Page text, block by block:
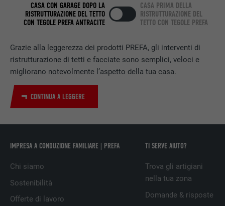
Grazie alla leggerezza dei prodotti PREFA, gli interventi di
ristrutturazione di tetti e facciate sono semplici, veloci e
migliorano notevolmente l’aspetto della tua casa.
CONTINUA A LEGGERE
CASA CON GARAGE DOPO LA
RISTRUTTURAZIONE DEL TETTO
CON TEGOLE PREFA ANTRACITE
CASA PRIMA DELLA
RISTRUTTURAZIONE DEL
TETTO CON TEGOLE PREFA
IMPRESA A CONDUZIONE FAMILIARE | PREFA
Chi siamo
Sostenibilità
Offerte di lavoro
TI SERVE AIUTO?
Trova gli artigiani
nella tua zona
Domande & risposte
DECORSO 2 anni
SCOPO
LinkedIn per il tracking dell’utilizzo di
prestazioni di servizio integrate.
NOME UserMatchHistory
diversi siti web, per visualizzare annunci
pubblicitari rilevanti sulla base delle